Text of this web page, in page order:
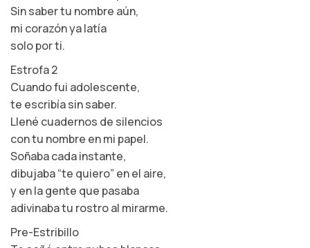
Sin saber tu nombre aún,
mi corazón ya latía
solo por ti.
Estrofa 2
Cuando fui adolescente,
te escribía sin saber.
Llené cuadernos de silencios
con tu nombre en mi papel.
Soñaba cada instante,
dibujaba “te quiero” en el aire,
y en la gente que pasaba
adivinaba tu rostro al mirarme.
Pre-Estribillo